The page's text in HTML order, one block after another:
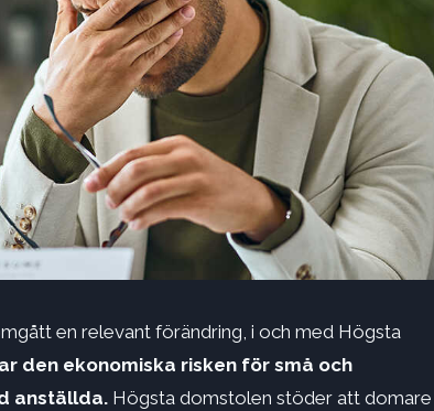
en relevant förändring, i och med Högsta
den ekonomiska risken för små och
anställda. Högsta domstolen stöder att domare